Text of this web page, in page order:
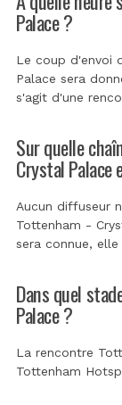
Palace ?
Le coup d'envoi
Palace sera
s'agit d'une
Sur quelle
Crystal Palace
Aucun diffuseur
Tottenham -
sera connue,
Dans quel
Palace ?
La rencontre
Tottenham